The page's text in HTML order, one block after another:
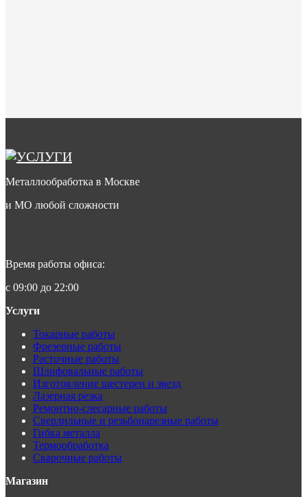
Металлообработка в Москве
и МО любой сложности
Время работы офиса:
с 09:00 до 22:00
Услуги
Токарные работы
Фрезерные работы
Расточные работы
Шлифовальные работы
Изготовление шестерен и звезд
Лазерная резка
Ремонтно-слесарные работы
Сверлильные и резьбонарезные работы
Гибка металла
Термообработка
Сварочные работы
Магазин